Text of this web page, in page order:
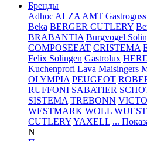
Бренды
Adhoc ALZA AMT Gastroguss
Beka BERGER CUTLERY
BRABANTIA Burgvogel
COMPOSEEAT CRISTEMA
Felix Solingen Gastrolux
Kuchenprofi Lava Maisingers
OLYMPIA PEUGEOT
RUFFONI SABATIER
SISTEMA TREBONN
WESTMARK WOLL
CUTLERYYAXELL ...
N